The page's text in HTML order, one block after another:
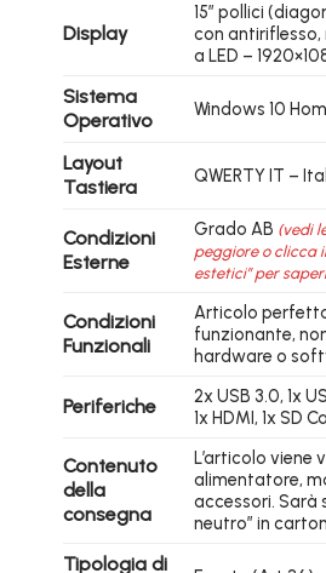
Display
15″ pollici
con
a LED –
Sistema
Operativo
Windows 10
Layout
Tastiera
QWERTY IT –
Condizioni
Esterne
Grado AB (vedi
peggiore o clicca
estetici” per
Condizioni
Funzionali
Articolo
funzionante,
hardware o
Periferiche
2x USB 3.0, 1x
1x HDMI, 1x SD
Contenuto
della
consegna
L’articolo viene
alimentatore,
accessori. Sarà
neutro” in
Tipologia di